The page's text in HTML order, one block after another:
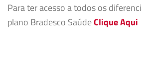
Para ter acesso a todos os
plano Bradesco SaúdeClique Aqui